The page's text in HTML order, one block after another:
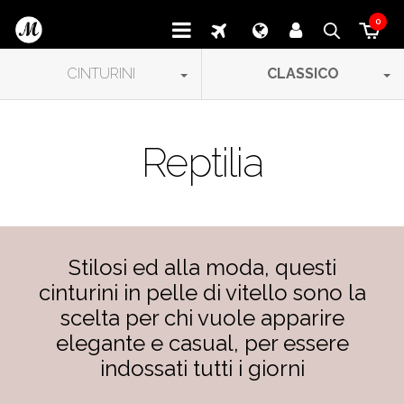
0
CINTURINI CLASSICO
Reptilia
Stilosi ed alla moda, questi
cinturini in pelle di vitello sono la
scelta per chi vuole apparire
elegante e casual, per essere
indossati tutti i giorni